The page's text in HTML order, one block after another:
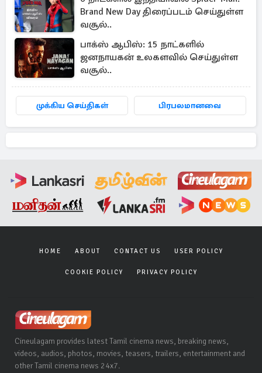
Brand New Day திரைப்படம் செய்துள்ள
வசூல்..
பாக்ஸ் ஆபிஸ்: 15 நாட்களில்
ஜனநாயகன் உலகளவில் செய்துள்ள
வசூல்..
முக்கிய செய்திகள் பிரபலமானவை
HOME ABOUT CONTACT US USER POLICY
COOKIE POLICY PRIVACY POLICY
Cineulagam provides latest Tamil cinema news, breaking news,
videos, audios, photos, movies, teasers, trailers, entertainment and
other Tamil cinema news 24x7.